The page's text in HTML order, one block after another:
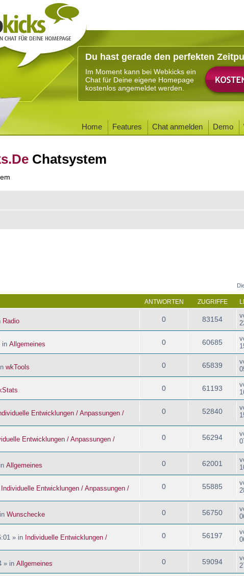
Du hast gerade den perfekten
Im Moment kann bei Webkicks ein
Chat für Deine eigene Homepage
kostenlos angemeldet werden.
Home Features Chat anmelden Demo
Chatsystem
ANTWORTEN ZUGRIFFE
Radio 0 83154
in Allgemeines 0 60685
wkTools 0 65839
0 61193
Entwicklungen / Anpassungen /
0 52840
Entwicklungen / Anpassungen /
0 56294
Allgemeines 0 62001
Individuelle Entwicklungen / Anpassungen /
0 55885
Wunschecke 0 56750
» in Individuelle Entwicklungen /
0 56197
» in Allgemeines 0 59094